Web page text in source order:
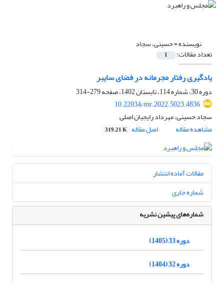
نویسنده =حسینی، سجاد
تعداد مقالات: 1
یادگیری رفتار مجرمانه در فضای سایبر
دوره 30، شماره 114، تابستان 1402، صفحه
279-314
10.22034/mr.2022.5023.4836
سجاد حسینی، مهرداد رایجیان اصلی
مشاهده مقاله
اصل مقاله 319.21 K
مقالات آماده انتشار
شماره جاری
شماره‌های پیشین نشریه
دوره 33 (1405)
دوره 32 (1404)